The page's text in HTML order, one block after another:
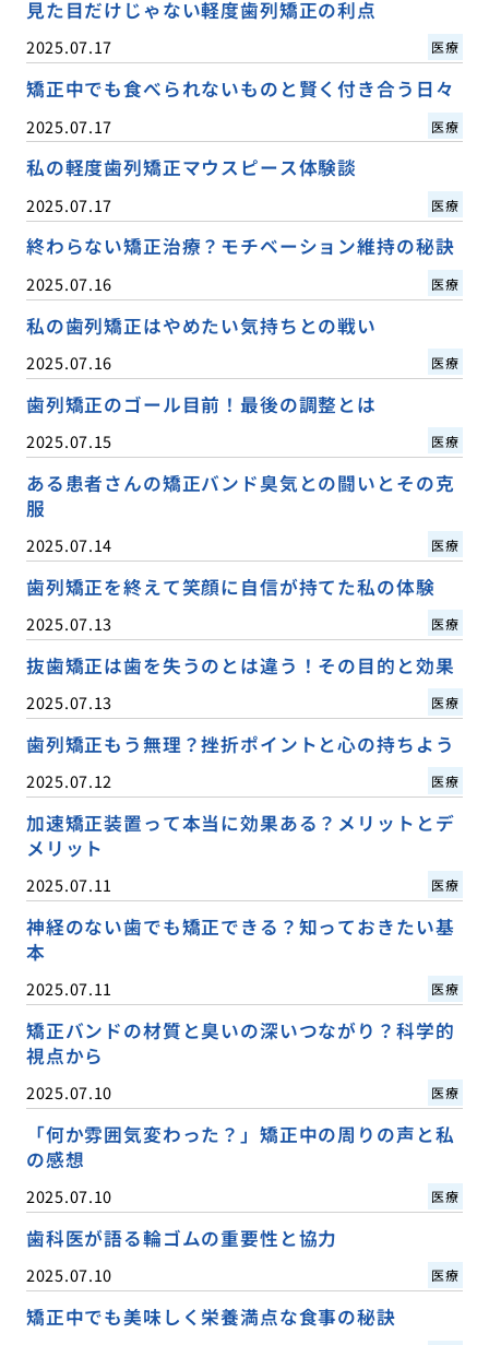
見た目だけじゃない軽度歯列矯正の利点
2025.07.17 医療
矯正中でも食べられないものと賢く付き合う日々
2025.07.17 医療
私の軽度歯列矯正マウスピース体験談
2025.07.17 医療
終わらない矯正治療？モチベーション維持の秘訣
2025.07.16 医療
私の歯列矯正はやめたい気持ちとの戦い
2025.07.16 医療
歯列矯正のゴール目前！最後の調整とは
2025.07.15 医療
ある患者さんの矯正バンド臭気との闘いとその克
服
2025.07.14 医療
歯列矯正を終えて笑顔に自信が持てた私の体験
2025.07.13 医療
抜歯矯正は歯を失うのとは違う！その目的と効果
2025.07.13 医療
歯列矯正もう無理？挫折ポイントと心の持ちよう
2025.07.12 医療
加速矯正装置って本当に効果ある？メリットとデ
メリット
2025.07.11 医療
神経のない歯でも矯正できる？知っておきたい基
本
2025.07.11 医療
矯正バンドの材質と臭いの深いつながり？科学的
視点から
2025.07.10 医療
「何か雰囲気変わった？」矯正中の周りの声と私
の感想
2025.07.10 医療
歯科医が語る輪ゴムの重要性と協力
2025.07.10 医療
矯正中でも美味しく栄養満点な食事の秘訣